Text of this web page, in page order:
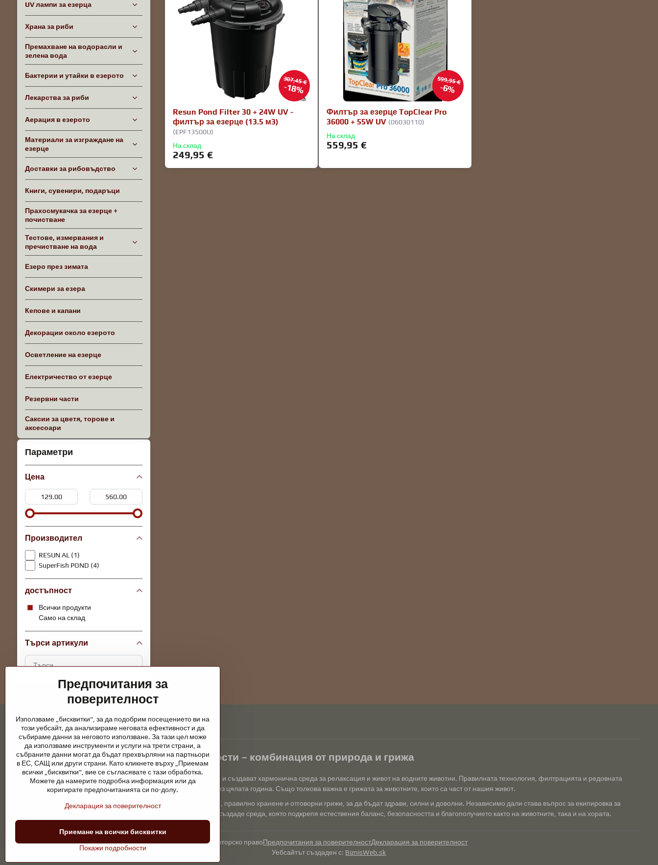
307,45 €
18%
Resun Pond Filter 30 + 24W UV -
филтър за езерце (13.5 м3)
(EPF13500U)
На склад
249,95 €
599,95 €
6%
Филтър за езерце TopClear Pro
36000 + 55W UV (06030110)
На склад
559,95 €
Параметри
Цена
От:
До:
Производител
RESUN AL (1)
SuperFish POND (4)
достъпност
Всички продукти
Само на склад
Търси артикули
Търсене
резултати
по
пълен
текст
UV лампи за езерца
Храна за риби
Премахване на водорасли и
зелена вода
Бактерии и утайки в езерото
Лекарства за риби
Аерация в езерото
Материали за изграждане на
езерце
Доставки за рибовъдство
Книги, сувенири, подаръци
Прахосмукачка за езерце +
почистване
Тестове, измервания и
пречистване на вода
Езеро през зимата
Скимери за езера
Кепове и капани
Декорации около езерото
Осветление на езерце
Електричество от езерце
Резервни части
Саксии за цветя, торове и
аксесоари
Градински езера и конски принадлежности – комбинация от природа и грижа
Градинските езера са красиво допълнение към всеки екстериор и създават хармонична среда за релаксация и живот на водните животни. Правилната технология, филтрацията и редовната
поддръжка са ключови за чиста вода и здравословно езерце през цялата година. Също толкова важна е грижата за животните, които са част от нашия живот.
Конете се нуждаят от висококачествени конски принадлежности, правилно хранене и отговорни грижи, за да бъдат здрави, силни и доволни. Независимо дали става въпрос за екипировка за
ездачи, развъдчици или любители на природата, целта е да се създаде среда, която подкрепя естествения баланс, безопасността и благополучието както на животните, така и на хората.
©2026 Авторско правоПредпочитания за поверителностДекларация за поверителност
Уебсайтът създаден с: BiznisWeb.sk
Предпочитания за
поверителност
Използваме „бисквитки", за да подобрим посещението ви на
този уебсайт, да анализираме неговата ефективност и да
събираме данни за неговото използване. За тази цел може
да използваме инструменти и услуги на трети страни, а
събраните данни могат да бъдат прехвърляни на партньори
в ЕС, САЩ или други страни. Като кликнете върху „Приемам
всички „бисквитки", вие се съгласявате с тази обработка.
Можете да намерите подробна информация или да
коригирате предпочитанията си по-долу.
Декларация за поверителност
Покажи подробности
Приемане на всички бисквитки